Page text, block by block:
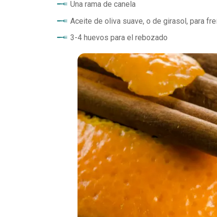
Una rama de canela
Aceite de oliva suave, o de girasol, para
3-4 huevos para el rebozado